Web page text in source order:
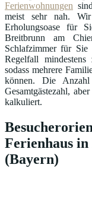
Ferienwohnungen
meist sehr nah.
Erholungsoase für
Breitbrunn am
Schlafzimmer für
Regelfall
sodass mehrere
können. Die
Gesamtgästezahl,
kalkuliert.
Ferienhaus
(Bayern)